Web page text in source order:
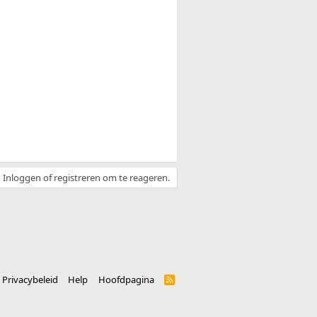
Inloggen of registreren om te reageren.
Privacybeleid Help Hoofdpagina
R